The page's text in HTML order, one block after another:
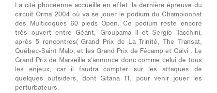
La cité phocéenne accueille en effet la dernière épreuve du
circuit Orma 2004 où va se jouer le podium du Championnat
des Multicoques 60 pieds Open. Ce podium reste encore
très ouvert entre Géant, Groupama II et Sergio Tacchini,
après 5 rencontres( Grand Prix de La Trinité, The Transat,
Québec-Saint Malo, et les Grand Prix de Fécamp et Calvi . Le
Grand Prix de Marseille s'annonce donc comme celui de tous
les enjeux, car il faudra compter sur les attaques de
quelques outsiders, dont Gitana 11, pour venir jouer les
perturbateurs.